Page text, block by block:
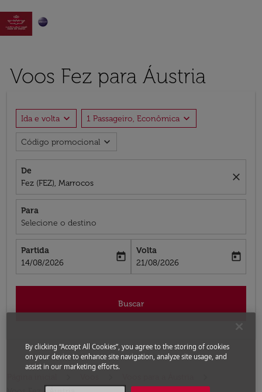

Voos Fez para Áustria
Ida e volta expand_more 1 Passageiro, Econômica expand_more
Código promocional expand_more
De
Fez (FEZ), Marrocos
close
Para
Selecione o destino
Partida
fc-booking-departure-date-aria-label
14/08/2026
today
Volta
fc-booking-return-date-aria-label
21/08/2026
today
Buscar
By clicking “Accept All Cookies”, you agree to the storing of cookies
on your device to enhance site navigation, analyze site usage, and
assist in our marketing efforts.